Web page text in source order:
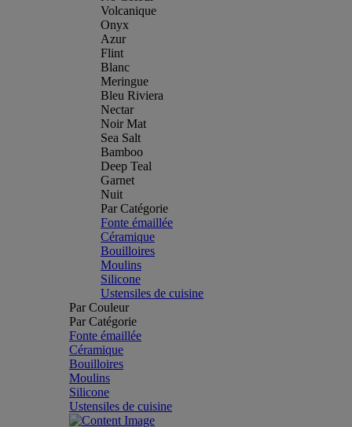
Volcanique
Onyx
Azur
Flint
Blanc
Meringue
Bleu Riviera
Nectar
Noir Mat
Sea Salt
Bamboo
Deep Teal
Garnet
Nuit
Par Catégorie
Fonte émaillée
Céramique
Bouilloires
Moulins
Silicone
Ustensiles de cuisine
Par Couleur
Par Catégorie
Fonte émaillée
Céramique
Bouilloires
Moulins
Silicone
Ustensiles de cuisine